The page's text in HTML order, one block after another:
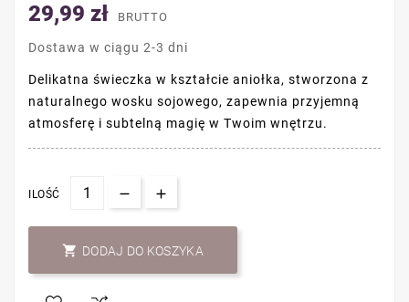
29,99 zł BRUTTO
Dostawa w ciągu 2-3 dni
Delikatna świeczka w kształcie aniołka, stworzona z
naturalnego wosku sojowego, zapewnia przyjemną
atmosferę i subtelną magię w Twoim wnętrzu.
ILOŚĆ
 DODAJ DO KOSZYKA